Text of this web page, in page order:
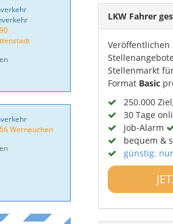
Werneuchen
LKW Fahrer
Stellenmarkt
Format Basic
250.000
30 Tage
Job-Alarm
bequem &
günstig: